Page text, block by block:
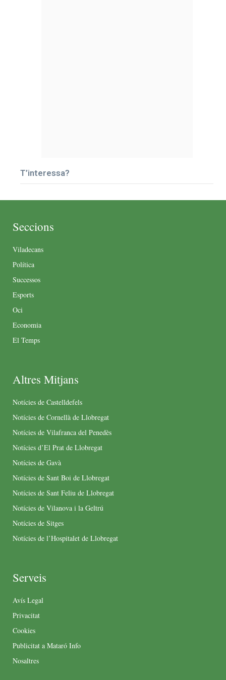
T’interessa?
Seccions
Viladecans
Política
Successos
Esports
Oci
Economia
El Temps
Altres Mitjans
Notícies de Castelldefels
Notícies de Cornellà de Llobregat
Notícies de Vilafranca del Penedès
Notícies d’El Prat de Llobregat
Notícies de Gavà
Notícies de Sant Boi de Llobregat
Notícies de Sant Feliu de Llobregat
Notícies de Vilanova i la Geltrú
Notícies de Sitges
Notícies de l’Hospitalet de Llobregat
Serveis
Avís Legal
Privacitat
Cookies
Publicitat a Mataró Info
Nosaltres